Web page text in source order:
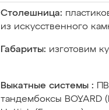
Столешница:
из искусственного
Габариты: изготовим
Выкатные системы :
тандембоксы BOYARD